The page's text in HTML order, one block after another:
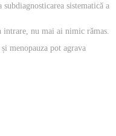
sistematică a
intrare, nu mai ai nimic rămas.
menopauza pot agrava